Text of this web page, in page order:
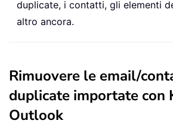
duplicate, i contatti, gli elementi
altro ancora.
Rimuovere le email/
duplicate importate con
Outlook